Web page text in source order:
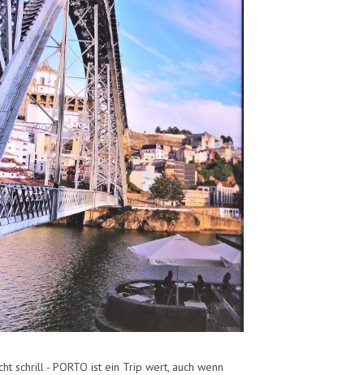
schrill - PORTO ist ein Trip wert, auch wenn